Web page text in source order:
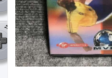
Retro
Informática
Videojuegos